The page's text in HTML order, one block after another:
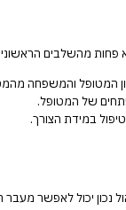
מהשלבים
המטופל והמשפחה
של המטופל.
במידת הצורך.
נכון יכול לאפשר